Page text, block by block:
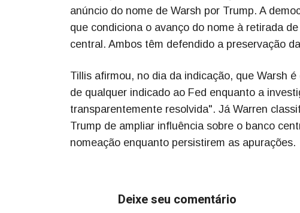
anúncio do nome de Warsh por Trump. A
que condiciona o avanço do nome à retirada
central. Ambos têm defendido a preservação
Tillis afirmou, no dia da indicação, que Warsh
de qualquer indicado ao Fed enquanto a
transparentemente resolvida". Já Warren
Trump de ampliar influência sobre o banco
nomeação enquanto persistirem as apurações.
Deixe seu comentário